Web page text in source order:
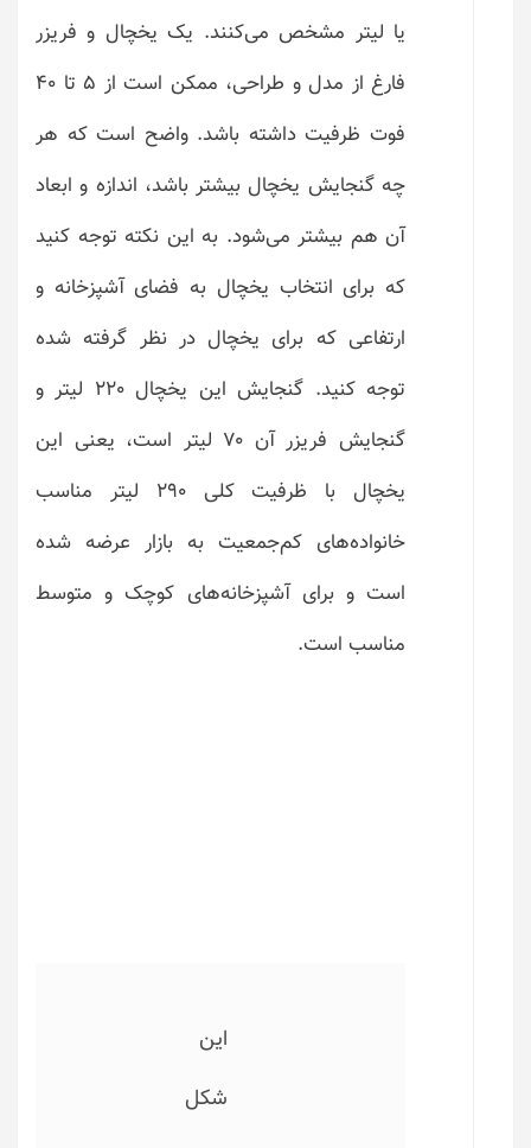
یا لیتر مشخص می‌کنند. یک یخچال و فریزر
فارغ از مدل و طراحی، ممکن است از 5 تا 40
فوت ظرفیت داشته باشد. واضح است که هر
چه گنجایش یخچال بیشتر باشد، اندازه و ابعاد
آن هم بیشتر می‌شود. به این نکته توجه کنید
که برای انتخاب یخچال به فضای آشپزخانه و
ارتفاعی که برای یخچال در نظر گرفته شده
توجه کنید. گنجایش این یخچال 220 لیتر و
گنجایش فریزر آن ۷۰ لیتر است، یعنی این
یخچال با ظرفیت کلی ۲۹۰ لیتر مناسب
خانواده‌های کم‌جمعیت به بازار عرضه شده
است و برای آشپزخانه‌های کوچک و متوسط
مناسب است.
این
شکل